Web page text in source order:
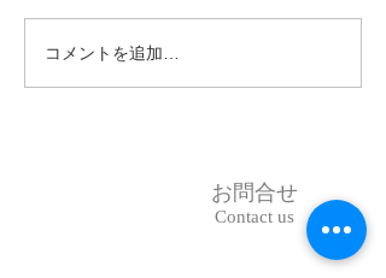
令和８年度「一般社団法
人西日本料理学校協会」
コメントを追加…
お問合せ
Contact us